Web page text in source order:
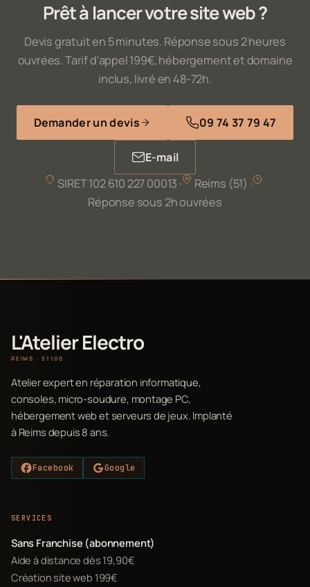
Prêt à lancer votre site web ?
Devis gratuit en 5 minutes. Réponse sous 2 heures
ouvrées. Tarif d'appel 199€, hébergement et domaine
inclus, livré en 48-72h.
Demander un devis 09 74 37 79 47
E-mail
SIRET 102 610 227 00013 ·
Reims (51) ·
Réponse sous 2h ouvrées
L'Atelier Electro
REIMS · 51100
Atelier expert en réparation informatique,
consoles, micro-soudure, montage PC,
hébergement web et serveurs de jeux. Implanté
à Reims depuis 8 ans.
Facebook Google
SERVICES
Sans Franchise (abonnement)
Aide à distance dès 19,90€
Création site web 199€